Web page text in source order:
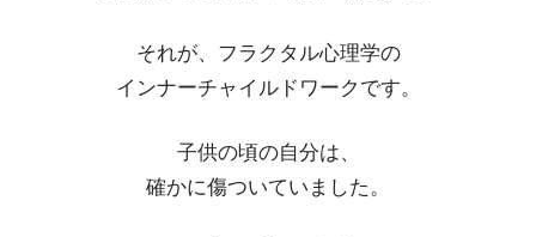
それが、フラクタル心理学の
インナーチャイルドワークです。
子供の頃の自分は、
確かに傷ついていました。